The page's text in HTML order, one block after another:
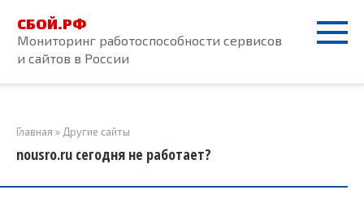
контенту
СБОЙ.РФ
Мониторинг работоспособности сервисов
и сайтов в России
Главная » Другие сайты
nousro.ru сегодня не работает?